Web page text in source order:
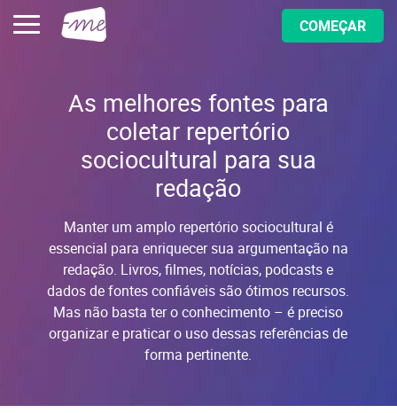
COMEÇAR
As melhores fontes para
coletar repertório
sociocultural para sua
redação
Manter um amplo repertório sociocultural é
essencial para enriquecer sua argumentação na
redação. Livros, filmes, notícias, podcasts e
dados de fontes confiáveis são ótimos recursos.
Mas não basta ter o conhecimento – é preciso
organizar e praticar o uso dessas referências de
forma pertinente.